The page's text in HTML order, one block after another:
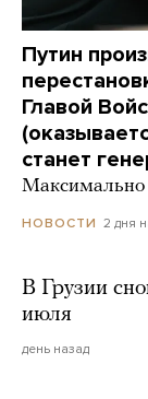
Путин
Главой
станет
Максимально
НОВОСТИ 2 дня
В Грузии
июля
день назад